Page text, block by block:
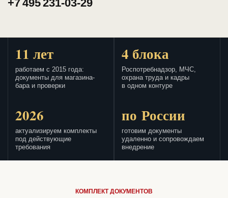
+7 495 231-03-29
11 лет
работаем с 2015 года:
документы для магазина-
бара и проверки
4 блока
Роспотребнадзор, МЧС,
охрана труда и кадры
в одном контуре
2026
актуализируем комплекты
под действующие
требования
по России
готовим документы
удаленно и сопровождаем
внедрение
КОМПЛЕКТ ДОКУМЕНТОВ